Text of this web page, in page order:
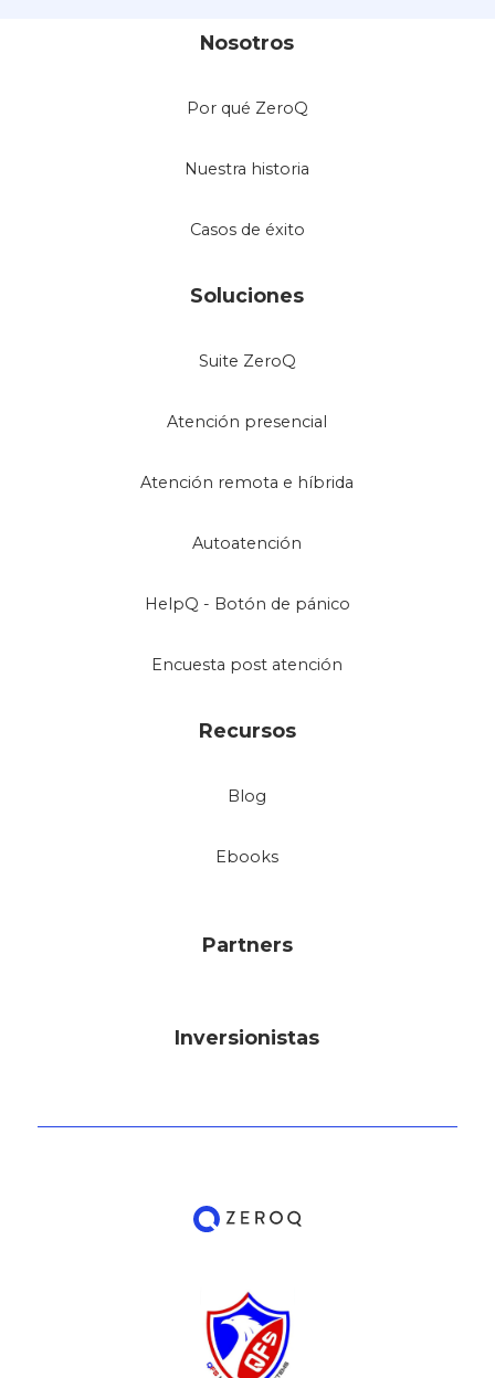
Nosotros
Por qué ZeroQ
Nuestra historia
Casos de éxito
Soluciones
Suite ZeroQ
Atención presencial
Atención remota e híbrida
Autoatención
HelpQ - Botón de pánico
Encuesta post atención
Recursos
Blog
Ebooks
Partners
Inversionistas